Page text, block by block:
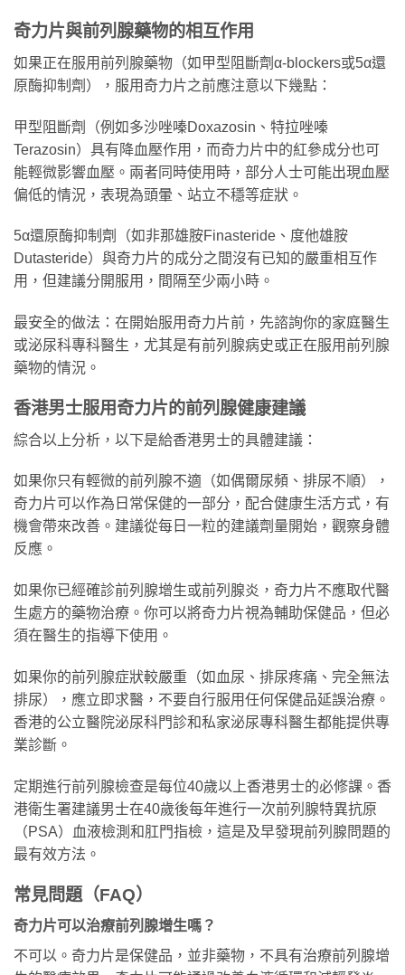
奇力片與前列腺藥物的相互作用
如果正在服用前列腺藥物（如甲型阻斷劑α-blockers或5α還
原酶抑制劑），服用奇力片之前應注意以下幾點：
甲型阻斷劑（例如多沙唑嗪Doxazosin、特拉唑嗪
Terazosin）具有降血壓作用，而奇力片中的紅參成分也可
能輕微影響血壓。兩者同時使用時，部分人士可能出現血壓
偏低的情況，表現為頭暈、站立不穩等症狀。
5α還原酶抑制劑（如非那雄胺Finasteride、度他雄胺
Dutasteride）與奇力片的成分之間沒有已知的嚴重相互作
用，但建議分開服用，間隔至少兩小時。
最安全的做法：在開始服用奇力片前，先諮詢你的家庭醫生
或泌尿科專科醫生，尤其是有前列腺病史或正在服用前列腺
藥物的情況。
香港男士服用奇力片的前列腺健康建議
綜合以上分析，以下是給香港男士的具體建議：
如果你只有輕微的前列腺不適（如偶爾尿頻、排尿不順），
奇力片可以作為日常保健的一部分，配合健康生活方式，有
機會帶來改善。建議從每日一粒的建議劑量開始，觀察身體
反應。
如果你已經確診前列腺增生或前列腺炎，奇力片不應取代醫
生處方的藥物治療。你可以將奇力片視為輔助保健品，但必
須在醫生的指導下使用。
如果你的前列腺症狀較嚴重（如血尿、排尿疼痛、完全無法
排尿），應立即求醫，不要自行服用任何保健品延誤治療。
香港的公立醫院泌尿科門診和私家泌尿專科醫生都能提供專
業診斷。
定期進行前列腺檢查是每位40歲以上香港男士的必修課。香
港衛生署建議男士在40歲後每年進行一次前列腺特異抗原
（PSA）血液檢測和肛門指檢，這是及早發現前列腺問題的
最有效方法。
常見問題（FAQ）
奇力片可以治療前列腺增生嗎？
不可以。奇力片是保健品，並非藥物，不具有治療前列腺增